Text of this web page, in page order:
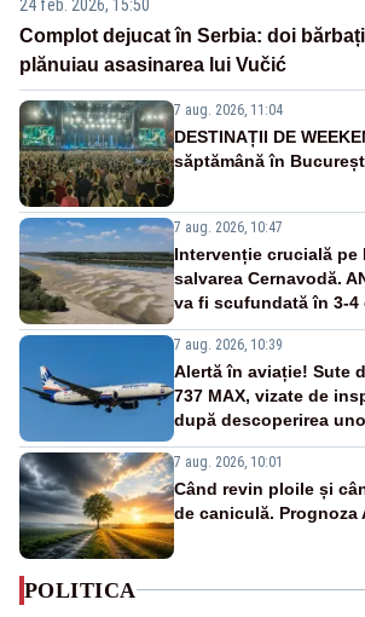
24 feb. 2026, 15:50
Complot dejucat în Serbia: doi
plănuiau asasinarea lui Vučić
7 aug. 2026, 11:04
DESTINAȚII DE
săptămână în
7 aug. 2026, 10:47
Intervenție crucială pe
salvarea Cernavodă.
va fi scufundată în 3-4
7 aug. 2026, 10:39
Alertă în aviație! Sute
737 MAX, vizate de
după descoperirea
7 aug. 2026, 10:01
Când revin ploile și
de caniculă. Prognoza
POLITICA